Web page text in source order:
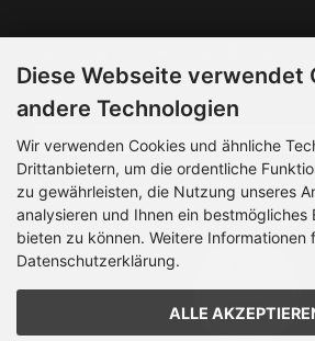
Der Newsletter kann jederzeit hier oder in
abbestellt werden.
Diese Webseite verwendet
andere Technologien
Wir verwenden Cookies und ähnliche
Drittanbietern, um die ordentliche
zu gewährleisten, die Nutzung unseres
analysieren und Ihnen ein bestmögliches
bieten zu können. Weitere Informationen
Datenschutzerklärung.
ALLE